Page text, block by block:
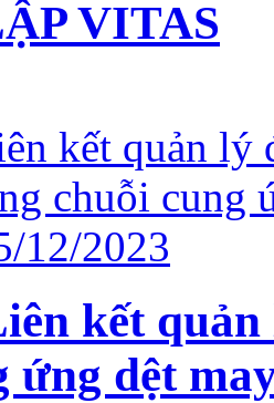
VITAS
kết
ứng dệt